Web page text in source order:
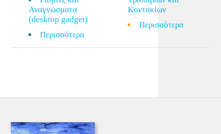
Αναγνώσματα
(desktop gadget)
Περισσότερα
Κοντακίων
Περισσότερα